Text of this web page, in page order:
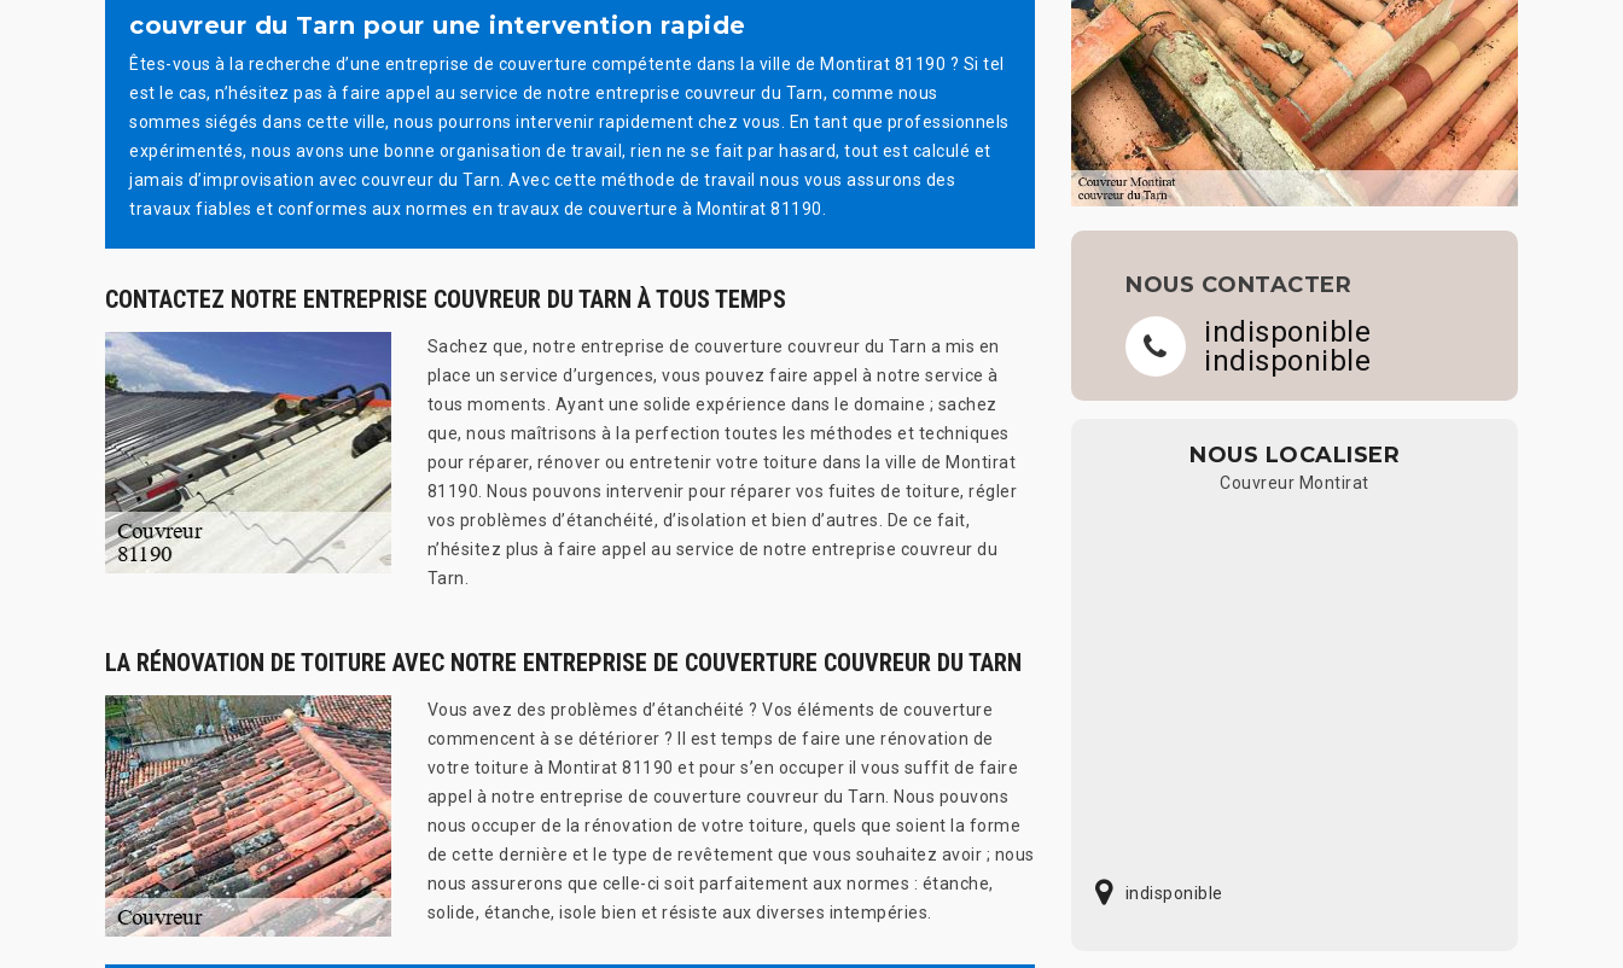
couvreur du Tarn pour une intervention rapide
Êtes-vous à la recherche d’une entreprise de couverture compétente dans la ville de Montirat 81190 ? Si tel
est le cas, n’hésitez pas à faire appel au service de notre entreprise couvreur du Tarn, comme nous
sommes siégés dans cette ville, nous pourrons intervenir rapidement chez vous. En tant que professionnels
expérimentés, nous avons une bonne organisation de travail, rien ne se fait par hasard, tout est calculé et
jamais d’improvisation avec couvreur du Tarn. Avec cette méthode de travail nous vous assurons des
travaux fiables et conformes aux normes en travaux de couverture à Montirat 81190.
CONTACTEZ NOTRE ENTREPRISE COUVREUR DU TARN À TOUS TEMPS
Sachez que, notre entreprise de couverture couvreur du Tarn a mis en
place un service d’urgences, vous pouvez faire appel à notre service à
tous moments. Ayant une solide expérience dans le domaine ; sachez
que, nous maîtrisons à la perfection toutes les méthodes et techniques
pour réparer, rénover ou entretenir votre toiture dans la ville de Montirat
81190. Nous pouvons intervenir pour réparer vos fuites de toiture, régler
vos problèmes d’étanchéité, d’isolation et bien d’autres. De ce fait,
n’hésitez plus à faire appel au service de notre entreprise couvreur du
Tarn.
LA RÉNOVATION DE TOITURE AVEC NOTRE ENTREPRISE DE COUVERTURE COUVREUR DU TARN
Vous avez des problèmes d’étanchéité ? Vos éléments de couverture
commencent à se détériorer ? Il est temps de faire une rénovation de
votre toiture à Montirat 81190 et pour s’en occuper il vous suffit de faire
appel à notre entreprise de couverture couvreur du Tarn. Nous pouvons
nous occuper de la rénovation de votre toiture, quels que soient la forme
de cette dernière et le type de revêtement que vous souhaitez avoir ; nous
nous assurerons que celle-ci soit parfaitement aux normes : étanche,
solide, étanche, isole bien et résiste aux diverses intempéries.
NOUS CONTACTER
indisponible
indisponible
NOUS LOCALISER
Couvreur Montirat
indisponible